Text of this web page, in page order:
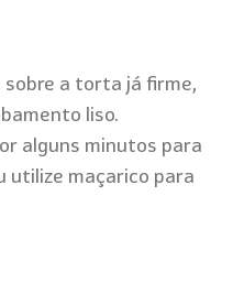
sobre a torta já firme,
liso.
alguns minutos para
utilize maçarico para